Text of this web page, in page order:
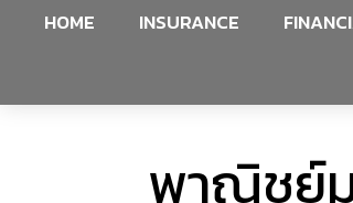
HOME INSURANCE
พาณิชย์ม